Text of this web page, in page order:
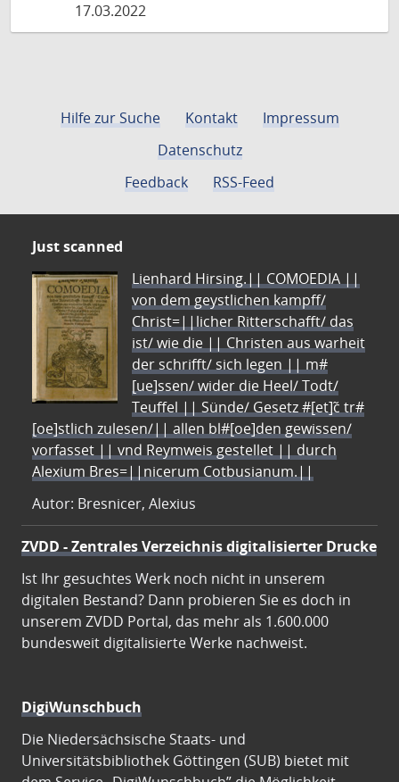
17.03.2022
Hilfe zur Suche Kontakt
Impressum
Datenschutz
Feedback
RSS-Feed
Just scanned
Lienhard Hirsing.|| COMOEDIA ||
von dem geystlichen kampff/
Christ=||licher Ritterschafft/ das
ist/ wie die || Christen aus warheit
der schrifft/ sich legen || m#
[ue]ssen/ wider die Heel/ Todt/
Teuffel || Sünde/ Gesetz #[et]c̃ tr#
[oe]stlich zulesen/|| allen bl#[oe]den gewissen/
vorfasset || vnd Reymweis gestellet || durch
Alexium Bres=||nicerum Cotbusianum.||
Autor: Bresnicer, Alexius
ZVDD - Zentrales Verzeichnis digitalisierter Drucke
Ist Ihr gesuchtes Werk noch nicht in unserem
digitalen Bestand? Dann probieren Sie es doch in
unserem ZVDD Portal, das mehr als 1.600.000
bundesweit digitalisierte Werke nachweist.
DigiWunschbuch
Die Niedersächsische Staats- und
Universitätsbibliothek Göttingen (SUB) bietet mit